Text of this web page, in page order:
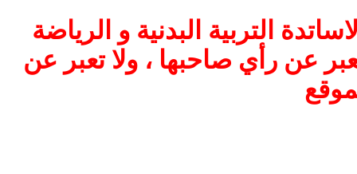
التربية البدنية و الرياضة
عن رأي صاحبها ، ولا تعبر عن